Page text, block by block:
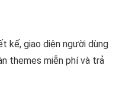
kế, giao diện người dùng
themes miễn phí và trả